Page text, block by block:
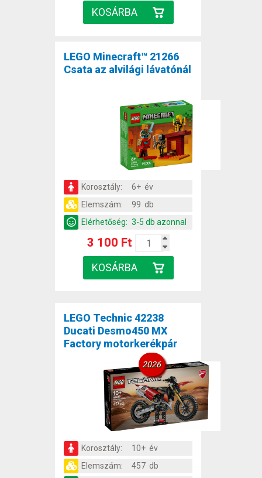
LEGO Minecraft™ 21266
Csata az alvilági lávatónál
Korosztály:
6+ év
Elemszám:
99 db
Elérhetőség: 3-5 db azonnal
3 100 Ft
LEGO Technic 42238
Ducati Desmo450 MX
Factory motorkerékpár
2026
Korosztály:
10+ év
Elemszám:
457 db